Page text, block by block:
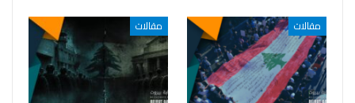
مقالات مقالات